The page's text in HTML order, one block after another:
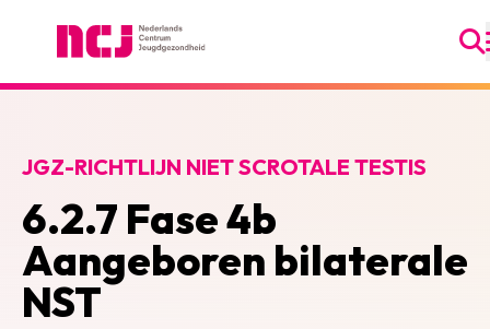
6.2.7 Fase 4b
Aangeboren bilaterale
NST
JGZ-RICHTLIJN NIET SCROTALE TESTIS